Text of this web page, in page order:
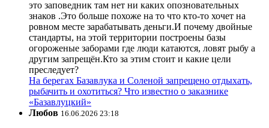
это заповедник там нет ни каких опозновательных
знаков .Это больше похоже на то что кто-то хочет на
ровном месте зарабатывать деньги.И почему двойные
стандарты, на этой территории построены базы
огороженые заборами где люди катаются, ловят рыбу а
другим запрещён.Кто за этим стоит и какие цели
преследует?
На берегах Базавлука и Соленой запрещено отдыхать,
рыбачить и охотиться? Что известно о заказнике
«Базавлуцкий»
Любов 16.06.2026 23:18